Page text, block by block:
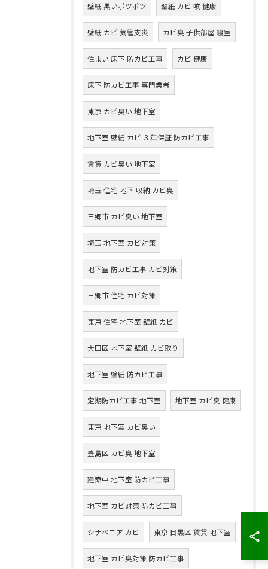
壁紙 黒いポツポツ 壁紙 カビ 咳 健康
壁紙 カビ 気管支炎 カビ臭 子供部屋 寝室
住まい 床下 防カビ工事 カビ 健康
床下 防カビ工事 専門業者
東京 カビ臭い 地下室
地下室 壁紙 カビ ３年保証 防カビ工事
賃貸 カビ臭い 地下室
埼玉 住宅 地下 収納 カビ臭
三郷市 カビ臭い 地下室
埼玉 地下室 カビ対策
地下室 防カビ工事 カビ対策
三郷市 住宅 カビ対策
東京 住宅 地下室 壁紙 カビ
大田区 地下室 壁紙 カビ取り
地下室 壁紙 防カビ工事
定期防カビ工事 地下室 地下室 カビ臭 健康
東京 地下室 カビ臭い
豊島区 カビ臭 地下室
建築中 地下室 防カビ工事
地下室 カビ対策 防カビ工事
シナベニア カビ 東京 目黒区 賃貸 地下室
地下室 カビ臭対策 防カビ工事